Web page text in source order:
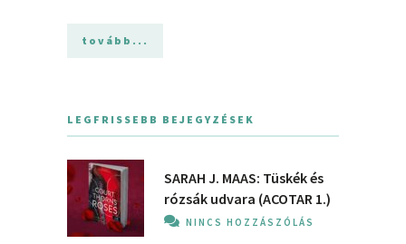
tovább...
LEGFRISSEBB BEJEGYZÉSEK
SARAH J. MAAS: Tüskék és
rózsák udvara (ACOTAR 1.)
NINCS HOZZÁSZÓLÁS